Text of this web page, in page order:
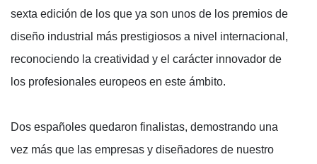
sexta edición de los que ya son unos de los premios de
diseño industrial más prestigiosos a nivel internacional,
reconociendo la creatividad y el carácter innovador de
los profesionales europeos en este ámbito.
Dos españoles quedaron finalistas, demostrando una
vez más que las empresas y diseñadores de nuestro